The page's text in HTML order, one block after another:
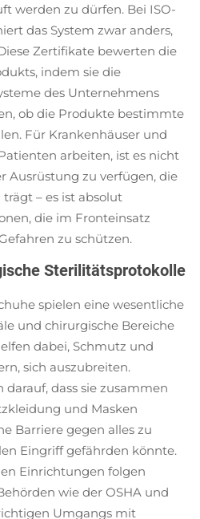
werden zu dürfen. Bei ISO-
das System zwar anders,
Zertifikate bewerten die
indem sie die
des Unternehmens
ob die Produkte bestimmte
Für Krankenhäuser und
arbeiten, ist es nicht
Ausrüstung zu verfügen, die
– es ist absolut
die im Fronteinsatz
zu schützen.
Sterilitätsprotokolle
spielen eine wesentliche
und chirurgische Bereiche
dabei, Schmutz und
sich auszubreiten.
dass sie zusammen
und Masken
Barriere gegen alles zu
Eingriff gefährden könnte.
Einrichtungen folgen
wie der OSHA und
Umgangs mit